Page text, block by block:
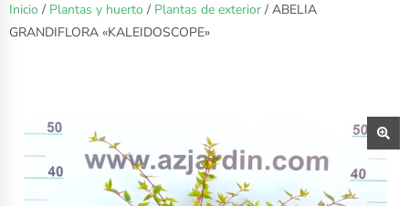
Inicio / Plantas y huerto / Plantas de exterior / ABELIA
GRANDIFLORA «KALEIDOSCOPE»